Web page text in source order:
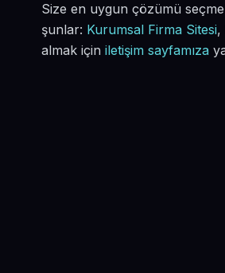
Size en uygun çözümü
şunlar: Kurumsal Firma Sitesi,
almak için iletişim sayfamıza